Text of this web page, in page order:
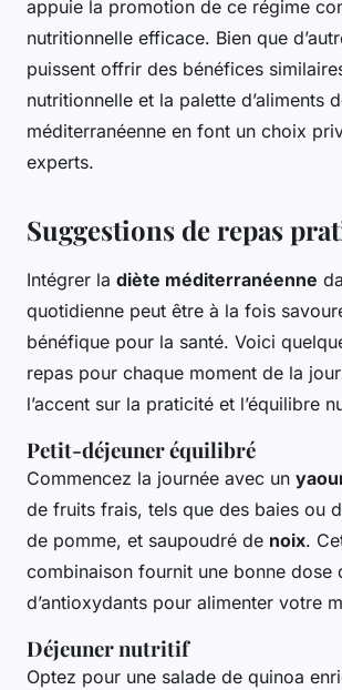
appuie la promotion de ce régime
nutritionnelle efficace. Bien que
puissent offrir des bénéfices
nutritionnelle et la palette d’aliments
méditerranéenne en font un choix
experts.
Suggestions de repas
Intégrer la diète méditerranéenne
quotidienne peut être à la fois
bénéfique pour la santé. Voici
repas pour chaque moment de la
l’accent sur la praticité et l’équilibre
Petit-déjeuner équilibré
Commencez la journée avec un
de fruits frais, tels que des baies ou
de pomme, et saupoudré de noix.
combinaison fournit une bonne dose
d’antioxydants pour alimenter votre
Déjeuner nutritif
Optez pour une salade de quinoa